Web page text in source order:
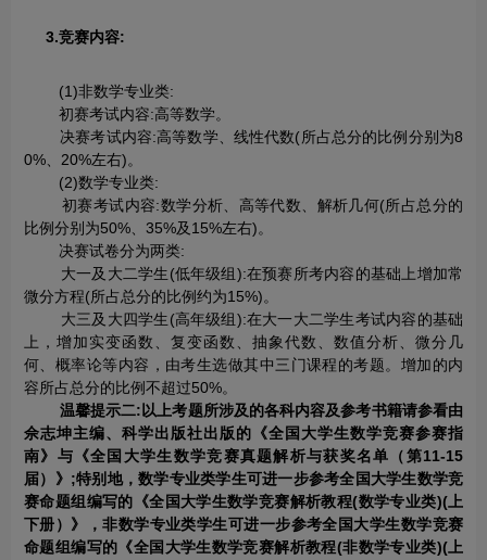
3.竞赛内容:
(1)非数学专业类:
初赛考试内容:高等数学。
决赛考试内容:高等数学、线性代数(所占总分的比例分别为8
0%、20%左右)。
(2)数学专业类:
初赛考试内容:数学分析、高等代数、解析几何(所占总分的
比例分别为50%、35%及15%左右)。
决赛试卷分为两类:
大一及大二学生(低年级组):在预赛所考内容的基础上增加常
微分方程(所占总分的比例约为15%)。
大三及大四学生(高年级组):在大一大二学生考试内容的基础
上，增加实变函数、复变函数、抽象代数、数值分析、微分几
何、概率论等内容，由考生选做其中三门课程的考题。增加的内
容所占总分的比例不超过50%。
温馨提示二:以上考题所涉及的各科内容及参考书籍请参看由
佘志坤主编、科学出版社出版的《全国大学生数学竞赛参赛指
南》与《全国大学生数学竞赛真题解析与获奖名单（第11-15
届）》;特别地，数学专业类学生可进一步参考全国大学生数学竞
赛命题组编写的《全国大学生数学竞赛解析教程(数学专业类)(上
下册）》，非数学专业类学生可进一步参考全国大学生数学竞赛
命题组编写的《全国大学生数学竞赛解析教程(非数学专业类)(上